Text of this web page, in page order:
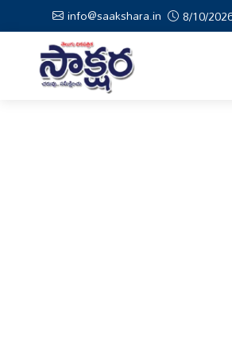
info@saakshara.in 8/10/